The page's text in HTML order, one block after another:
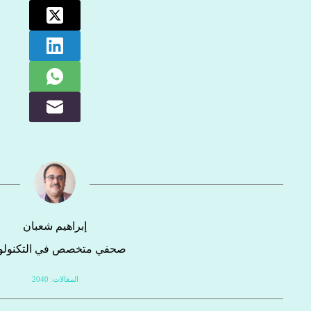
إبراهيم شعبان
صحفي متخصص في
المقالات: 2040